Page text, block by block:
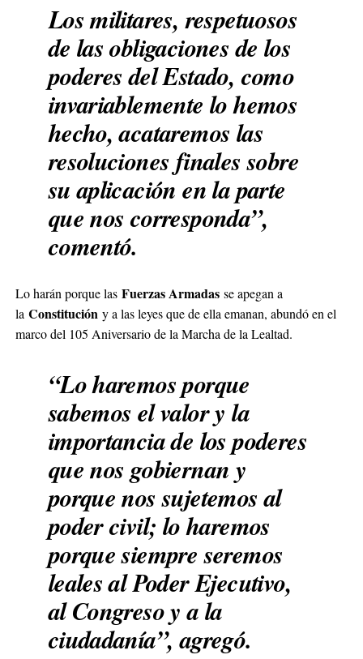
Los militares, respetuosos
de las obligaciones de los
poderes del Estado, como
invariablemente lo hemos
hecho, acataremos las
resoluciones finales sobre
su aplicación en la parte
que nos corresponda”,
comentó.
Lo harán porque las Fuerzas Armadas se apegan a
la Constitución y a las leyes que de ella emanan, abundó en el
marco del 105 Aniversario de la Marcha de la Lealtad.
“Lo haremos porque
sabemos el valor y la
importancia de los poderes
que nos gobiernan y
porque nos sujetemos al
poder civil; lo haremos
porque siempre seremos
leales al Poder Ejecutivo,
al Congreso y a la
ciudadanía”, agregó.